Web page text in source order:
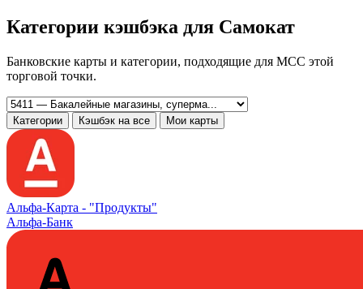
Категории кэшбэка для Самокат
Банковские карты и категории, подходящие для MCC этой
торговой точки.
Категории Кэшбэк на все Мои карты
Альфа‑Карта - "Продукты"
Альфа-Банк